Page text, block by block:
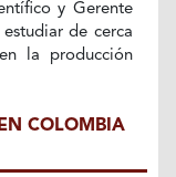
y Gerente
de cerca
la producción
COLOMBIA